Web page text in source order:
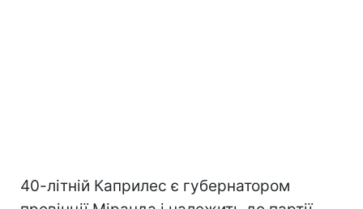
40-літній Каприлес є губернатором